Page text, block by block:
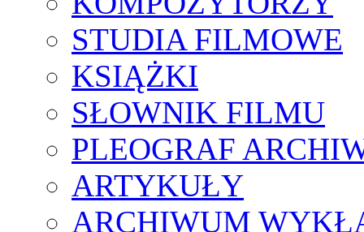
STUDIA FILMOWE
KSIĄŻKI
SŁOWNIK FILMU
PLEOGRAF
ARTYKUŁY
ARCHIWUM